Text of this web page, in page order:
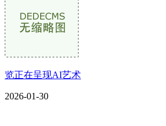
览正在呈现AI艺术
2026-01-30